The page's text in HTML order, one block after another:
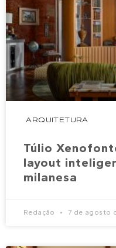
ARQUITETURA
Túlio
layout
milanesa
Redação 7 de agosto